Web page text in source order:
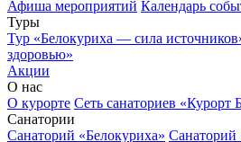
Афиша мероприятий Календарь
Туры
Тур «Белокуриха — сила
здоровью»
Акции
О нас
О курорте Сеть санаториев «Курорт
Санатории
Санаторий «Белокуриха» Санаторий